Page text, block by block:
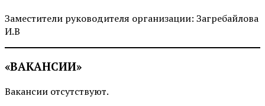
Заместители руководителя организации: Загребайлова
И.В
«ВАКАНСИИ»
Вакансии отсутствуют.